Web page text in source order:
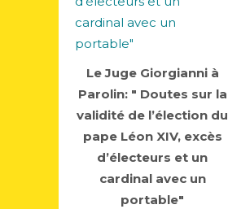
Le Juge Giorgianni à
Parolin: " Doutes sur la
validité de l’élection du
pape Léon XIV, excès
d’électeurs et un
cardinal avec un
portable"